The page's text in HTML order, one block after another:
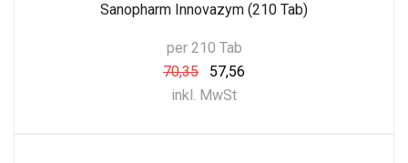
Sanopharm Innovazym (210 Tab)
per 210 Tab
70,35
57,56
inkl. MwSt